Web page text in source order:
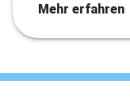
Mehr erfahren